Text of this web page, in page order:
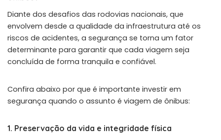
Diante dos desafios das rodovias nacionais, que
envolvem desde a qualidade da infraestrutura até os
riscos de acidentes, a segurança se torna um fator
determinante para garantir que cada viagem seja
concluída de forma tranquila e confiável.
Confira abaixo por que é importante investir em
segurança quando o assunto é viagem de ônibus:
1. Preservação da vida e integridade física